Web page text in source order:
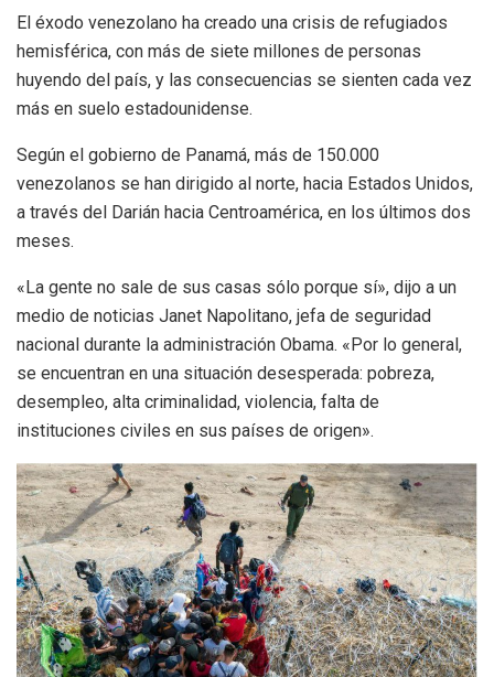
El éxodo venezolano ha creado una crisis de refugiados
hemisférica, con más de siete millones de personas
huyendo del país, y las consecuencias se sienten cada vez
más en suelo estadounidense.
Según el gobierno de Panamá, más de 150.000
venezolanos se han dirigido al norte, hacia Estados Unidos,
a través del Darián hacia Centroamérica, en los últimos dos
meses.
«La gente no sale de sus casas sólo porque sí», dijo a un
medio de noticias Janet Napolitano, jefa de seguridad
nacional durante la administración Obama. «Por lo general,
se encuentran en una situación desesperada: pobreza,
desempleo, alta criminalidad, violencia, falta de
instituciones civiles en sus países de origen».